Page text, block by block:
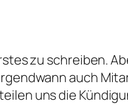
zu schreiben.
auch
uns die